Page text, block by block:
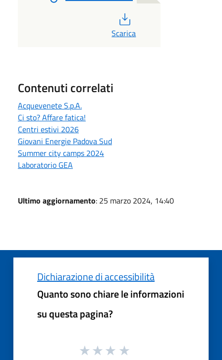
Scarica
Contenuti correlati
Acquevenete S.p.A.
Ci sto? Affare fatica!
Centri estivi 2026
Giovani Energie Padova Sud
Summer city camps 2024
Laboratorio GEA
Ultimo aggiornamento: 25 marzo 2024, 14:40
Dichiarazione di accessibilità
Quanto sono chiare le informazioni
su questa pagina?